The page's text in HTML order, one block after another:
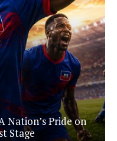
Nation’s Pride on
Stage